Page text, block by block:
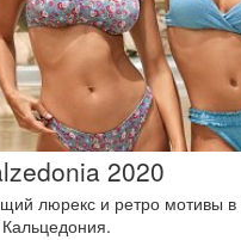
2020
люрекс и ретро мотивы
Кальцедония.